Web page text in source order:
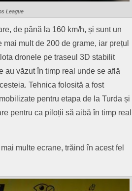
League
de până la 160 km/h, și sunt un
mai mult de 200 de grame, iar prețul
dronele pe traseul 3D stabilit
au văzutîn timp real unde se află
Tehnica folosită a fost
pentru etapa de la Turda și
pentru ca piloții să aibă în timp real
mai multe ecrane, trăind în acest fel